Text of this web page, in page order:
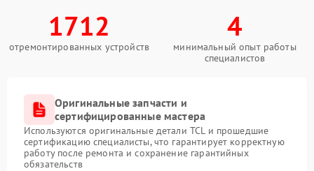
1712
отремонтированных устройств
4
минимальный опыт работы
специалистов
Оригинальные запчасти и
сертифицированные мастера
Используются оригинальные детали TCL и прошедшие
сертификацию специалисты, что гарантирует корректную
работу после ремонта и сохранение гарантийных
обязательств